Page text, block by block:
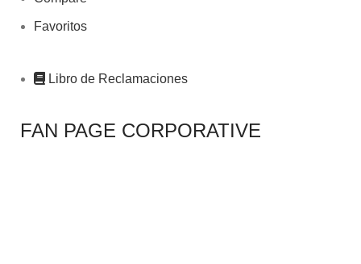
Favoritos
Libro de Reclamaciones
FAN PAGE CORPORATIVE